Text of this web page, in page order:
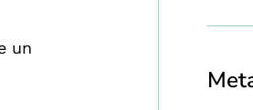
un